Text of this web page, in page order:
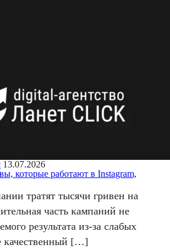
13.07.2026
которые работают в Instagram,
тратят тысячи гривен на
часть кампаний не
результата из-за слабых
качественный […]